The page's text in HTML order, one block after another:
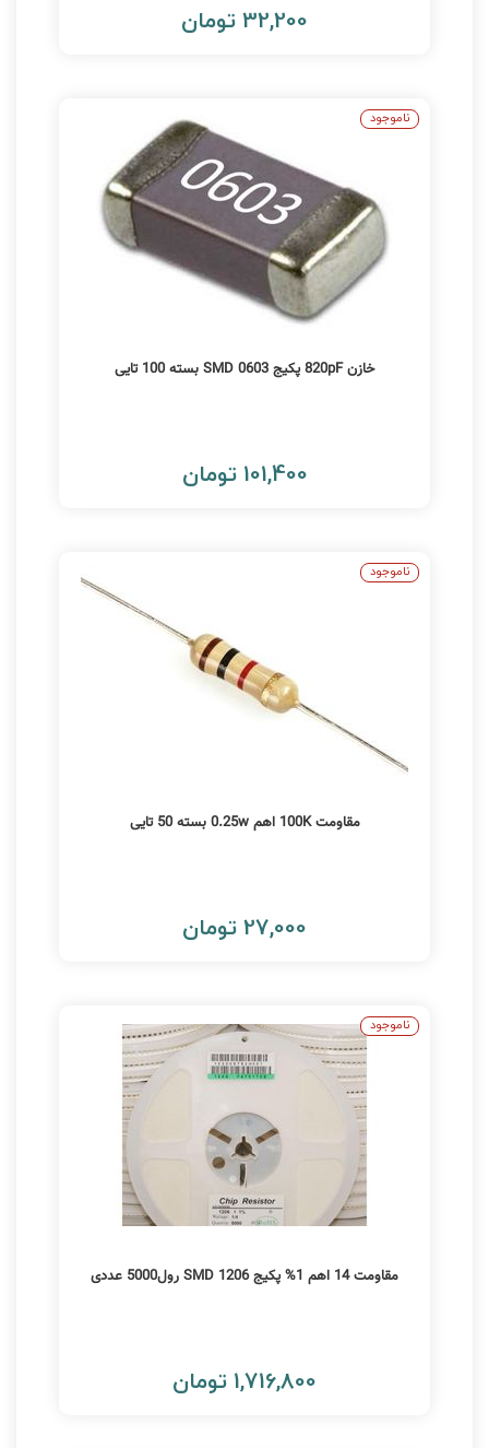
32,200 تومان
خازن 820pF پکیج 0603 SMD بسته 100 تایی
101,400 تومان
ناموجود
مقاومت 100K اهم 0.25w بسته 50 تایی
27,000 تومان
ناموجود
مقاومت 14 اهم 1% پکیج 1206 SMD رول5000 عددی
1,716,800 تومان
ناموجود